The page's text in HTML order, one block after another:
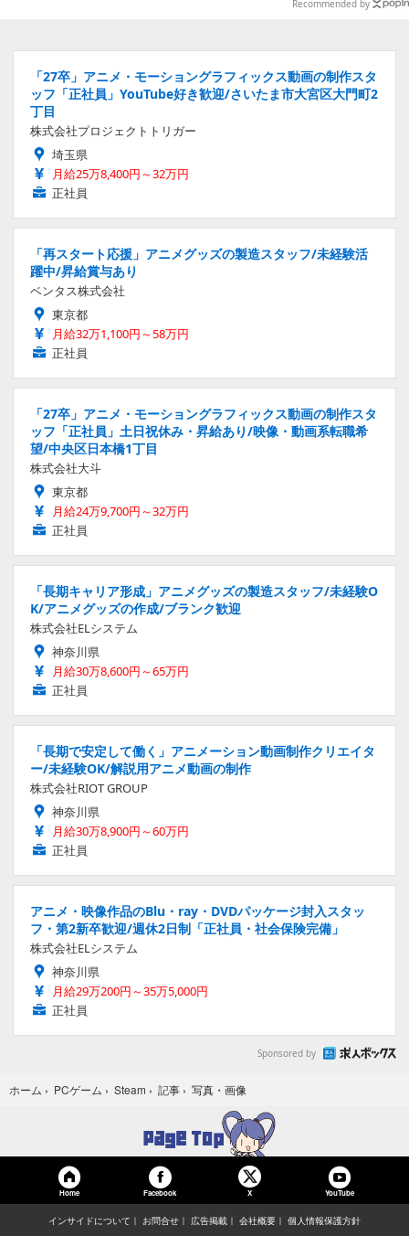
Recommended by
「27卒」アニメ・モーショングラフィックス動画の制作スタ
ッフ「正社員」YouTube好き歓迎/さいたま市大宮区大門町2
丁目
株式会社プロジェクトトリガー
埼玉県
月給25万8,400円～32万円
正社員
「再スタート応援」アニメグッズの製造スタッフ/未経験活
躍中/昇給賞与あり
ベンタス株式会社
東京都
月給32万1,100円～58万円
正社員
「27卒」アニメ・モーショングラフィックス動画の制作スタ
ッフ「正社員」土日祝休み・昇給あり/映像・動画系転職希
望/中央区日本橋1丁目
株式会社大斗
東京都
月給24万9,700円～32万円
正社員
「長期キャリア形成」アニメグッズの製造スタッフ/未経験O
K/アニメグッズの作成/ブランク歓迎
株式会社ELシステム
神奈川県
月給30万8,600円～65万円
正社員
「長期で安定して働く」アニメーション動画制作クリエイタ
ー/未経験OK/解説用アニメ動画の制作
株式会社RIOT GROUP
神奈川県
月給30万8,900円～60万円
正社員
アニメ・映像作品のBlu・ray・DVDパッケージ封入スタッ
フ・第2新卒歓迎/週休2日制「正社員・社会保険完備」
株式会社ELシステム
神奈川県
月給29万200円～35万5,000円
正社員
Sponsored by
ホーム › PCゲーム › Steam › 記事 › 写真・画像
Home Facebook X YouTube
インサイドについて お問合せ 広告掲載 会社概要 個人情報保護方針